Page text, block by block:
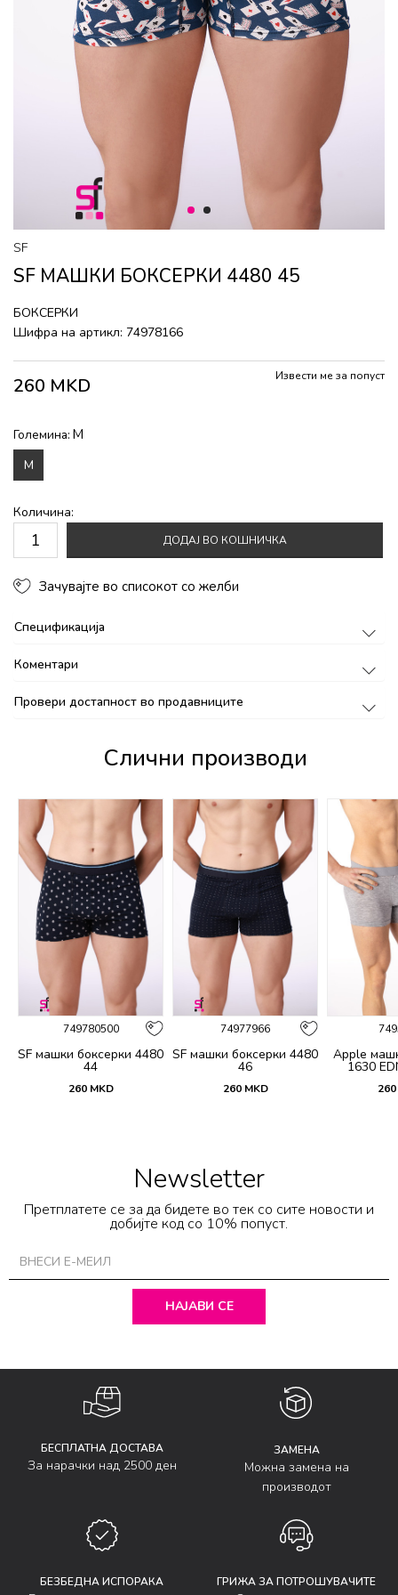
1 2
SF
SF МАШКИ БОКСЕРКИ 4480 45
БОКСЕРКИ
Шифра на артикл: 74978166
260 MKD Извести ме за попуст
Големина: M
M
Количина:
ДОДАЈ ВО КОШНИЧКА
Зачувајте во списокот со желби
Спецификација
Коментари
Провери достапност во продавниците
Слични производи
749780500
SF машки боксерки 4480
44
260 MKD
74977966
SF машки боксерки 4480
46
260 MKD
Apple
1630
260
Newsletter
Претплатете се за да бидете во тек со сите новости и
добијте код со 10% попуст.
НАЈАВИ СЕ
БЕСПЛАТНА ДОСТАВА
За нарачки над 2500 ден
ЗАМЕНА
Можна замена на
производот
БЕЗБЕДНА ИСПОРАКА ГРИЖА ЗА ПОТРОШУВАЧИТЕ